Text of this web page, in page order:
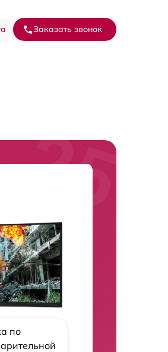
Заказать звонок
по